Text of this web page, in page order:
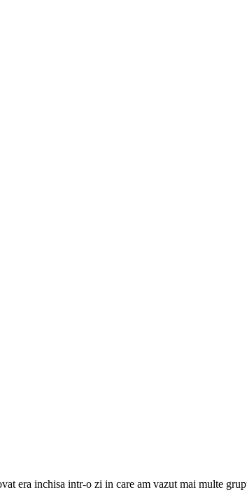
era inchisa intr-o zi in care am vazut mai multe